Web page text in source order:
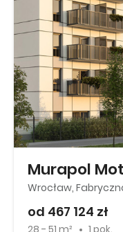
Murapol
Wrocław,
od 467 124 zł
28 - 51 m² 1 pok.